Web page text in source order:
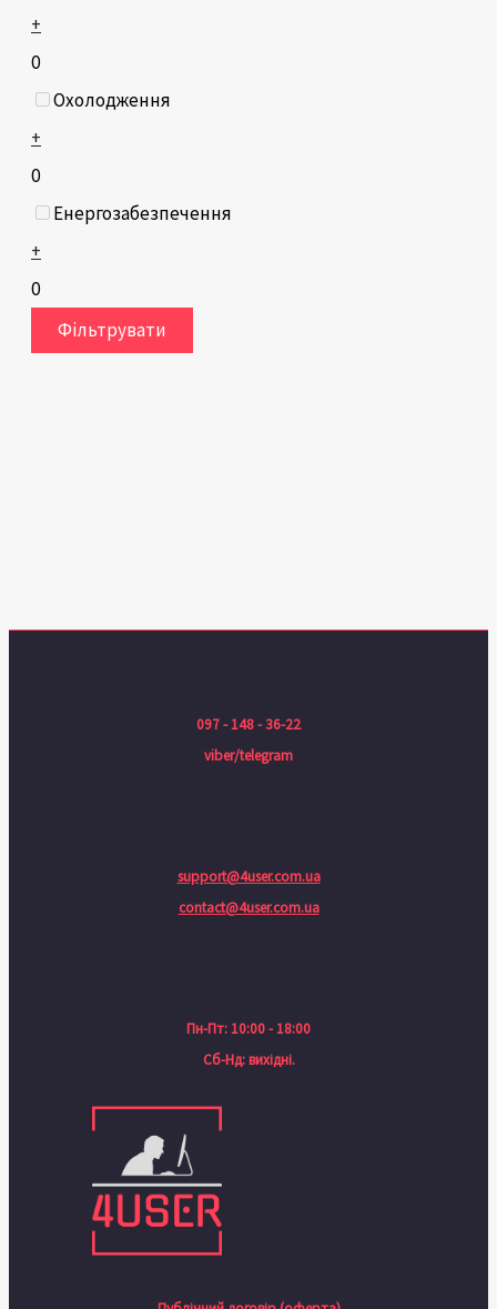
+
0
Охолодження
+
0
Енергозабезпечення
+
0
Фільтрувати
097 - 148 - 36-22
viber/telegram
support@4user.com.ua
contact@4user.com.ua
Пн-Пт: 10:00 - 18:00
Сб-Нд: вихідні.